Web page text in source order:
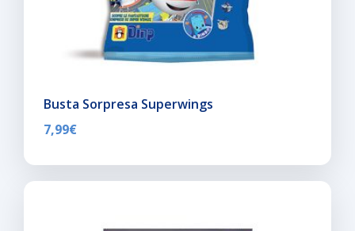
Busta Sorpresa Superwings
7,99€